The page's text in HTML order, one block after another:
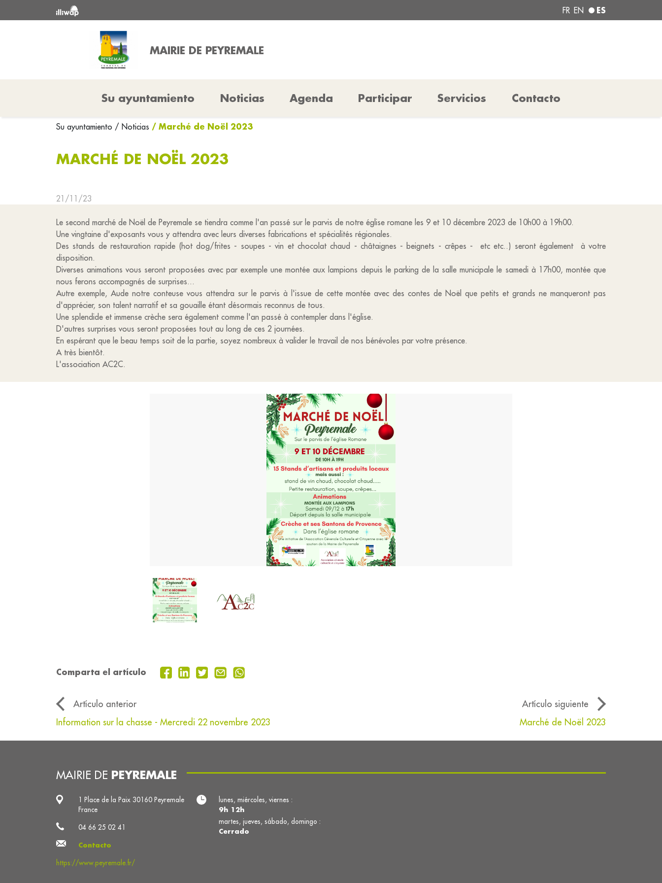
FR EN ES
MAIRIE DE PEYREMALE
Su ayuntamiento Noticias Agenda Participar Servicios Contacto
Su ayuntamiento / Noticias / Marché de Noël 2023
MARCHÉ DE NOËL 2023
21/11/23
Le second marché de Noël de Peyremale se tiendra comme l'an passé sur le parvis de notre église romane les 9 et 10 décembre 2023 de 10h00 à 19h00.
Une vingtaine d'exposants vous y attendra avec leurs diverses fabrications et spécialités régionales.
Des stands de restauration rapide (hot dog/frites - soupes - vin et chocolat chaud - châtaignes - beignets - crêpes - etc etc..) seront également à votre
disposition.
Diverses animations vous seront proposées avec par exemple une montée aux lampions depuis le parking de la salle municipale le samedi à 17h00, montée que
nous ferons accompagnés de surprises...
Autre exemple, Aude notre conteuse vous attendra sur le parvis à l'issue de cette montée avec des contes de Noël que petits et grands ne manqueront pas
d'apprécier, son talent narratif et sa gouaille étant désormais reconnus de tous.
Une splendide et immense crèche sera également comme l'an passé à contempler dans l'église.
D'autres surprises vous seront proposées tout au long de ces 2 journées.
En espérant que le beau temps soit de la partie, soyez nombreux à valider le travail de nos bénévoles par votre présence.
A très bientôt.
L'association AC2C.
Comparta el artículo
Artículo anterior
Artículo siguiente
Information sur la chasse - Mercredi 22 novembre 2023
Marché de Noël 2023
MAIRIE DE PEYREMALE
1 Place de la Paix 30160 Peyremale
France
04 66 25 02 41
Contacto
https://www.peyremale.fr/
lunes, miércoles, viernes :
9h 12h
martes, jueves, sábado, domingo :
Cerrado